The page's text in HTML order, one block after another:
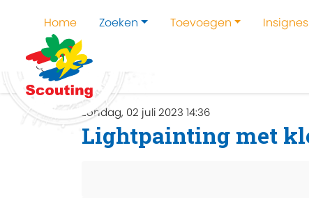
Home Zoeken Toevoegen
Home
zondag, 02 juli 2023 14:36
Lightpainting met